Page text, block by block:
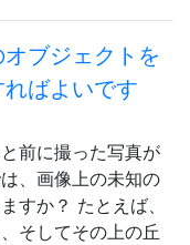
ブジェクトを
ばよいです
前に撮った写真が
、画像上の未知の
すか？ たとえば、
そしてその上の丘